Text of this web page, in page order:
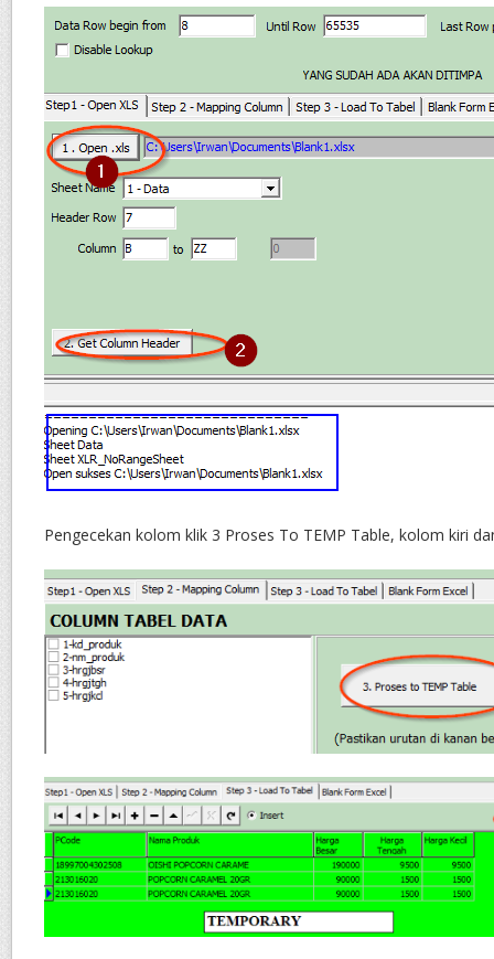
Pengecekan kolom klik 3 Proses To TEMP Table, kolom kiri